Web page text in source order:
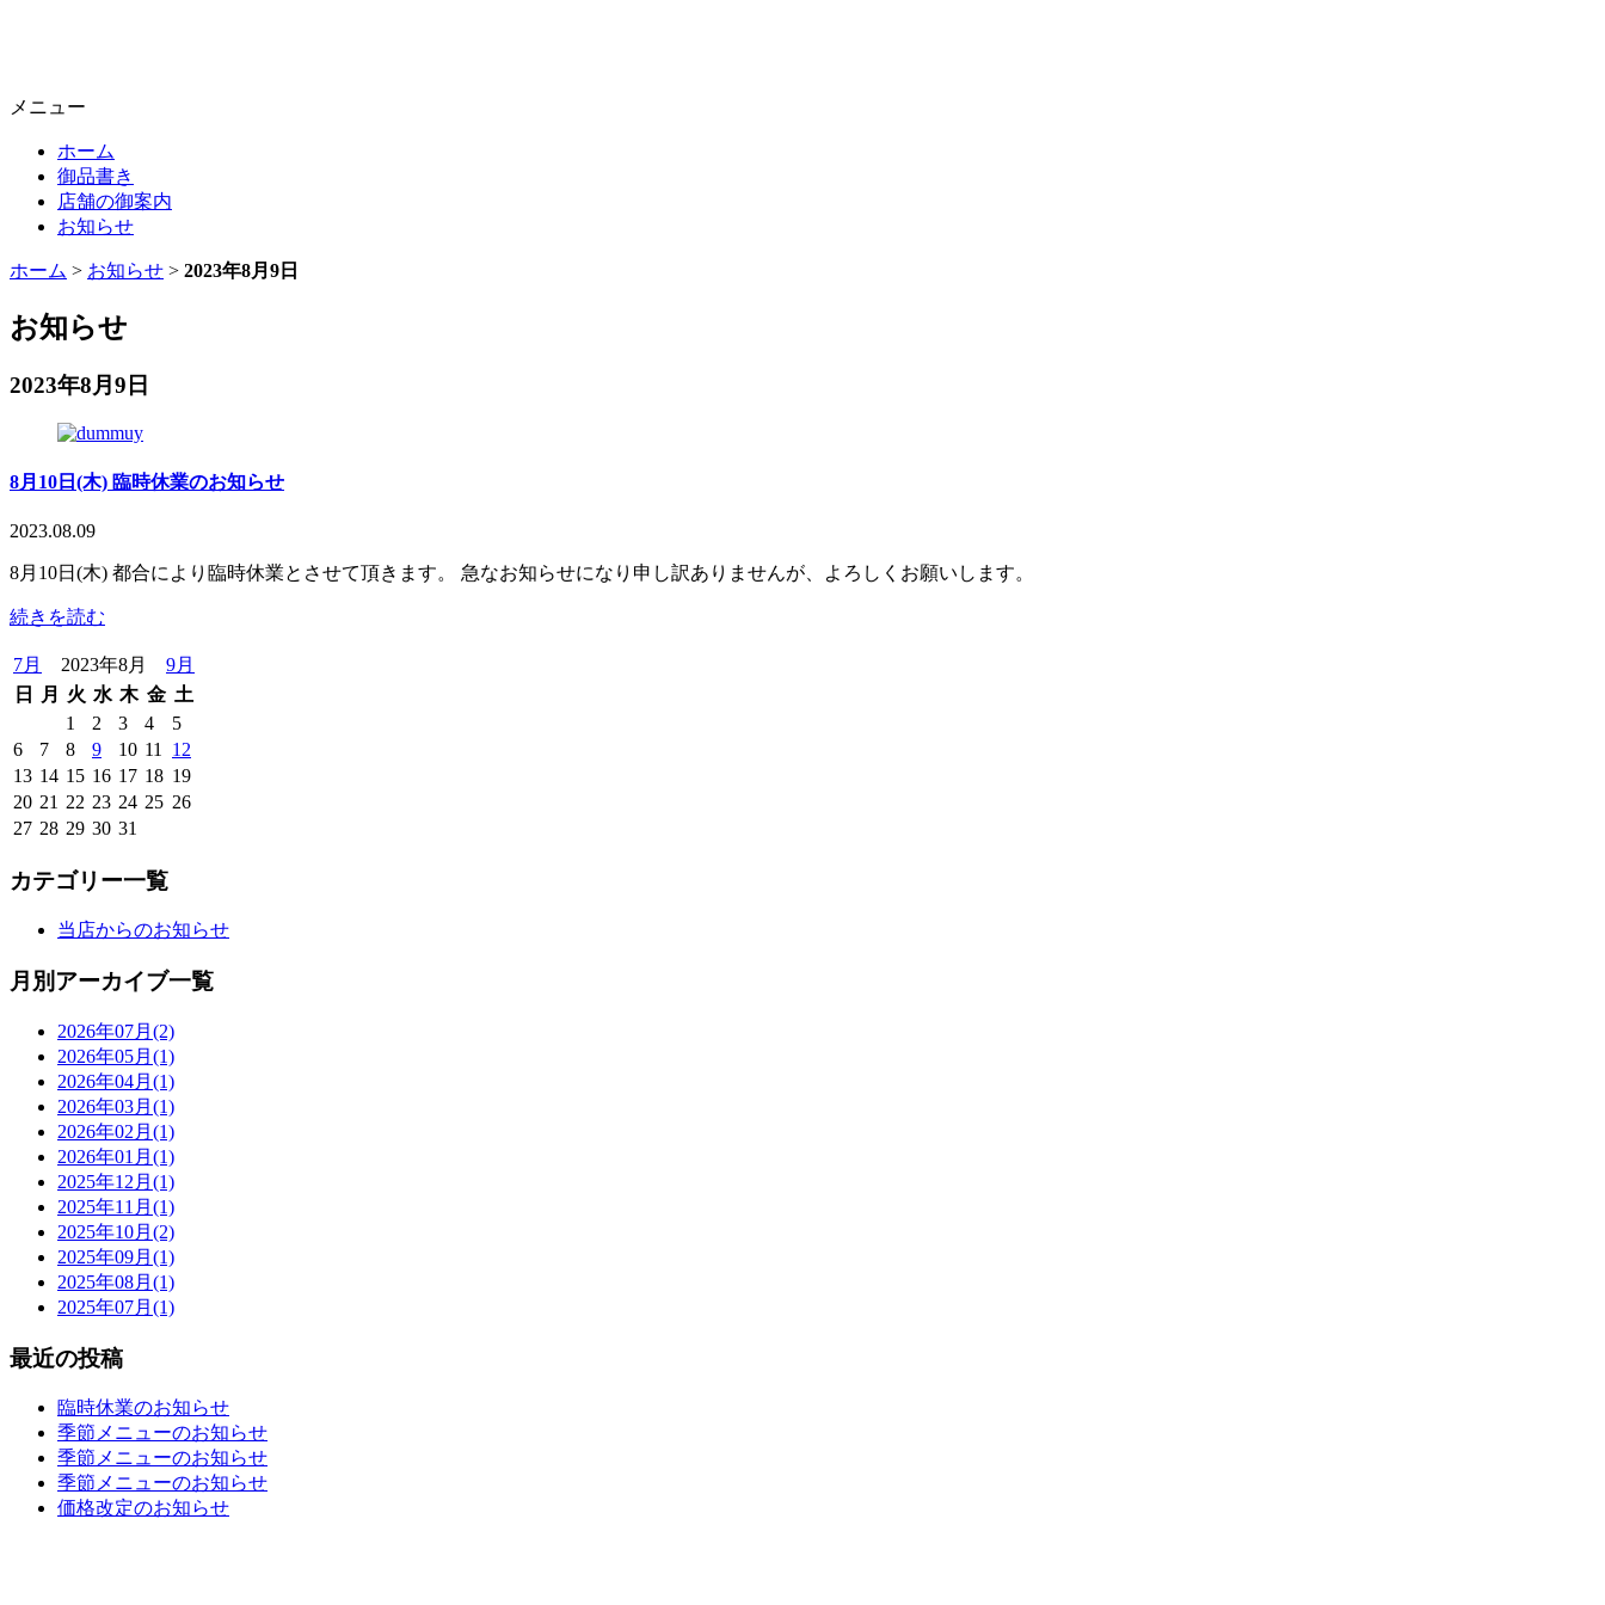
メニュー
ホーム
御品書き
店舗の御案内
お知らせ
ホーム > お知らせ > 2023年8月9日
お知らせ
2023年8月9日
8月10日(木) 臨時休業のお知らせ
2023.08.09
8月10日(木) 都合により臨時休業とさせて頂きます。 急なお知らせになり申し訳ありませんが、よろしくお願いします。
続きを読む
7月 2023年8月 9月
日
月 火 水 木 金 土
1
2 3 4
5
6
7 8 9 10 11
12
13 14 15 16 17 18 19
20 21 22 23 24 25 26
27 28 29 30 31
カテゴリー一覧
当店からのお知らせ
月別アーカイブ一覧
2026年07月(2)
2026年05月(1)
2026年04月(1)
2026年03月(1)
2026年02月(1)
2026年01月(1)
2025年12月(1)
2025年11月(1)
2025年10月(2)
2025年09月(1)
2025年08月(1)
2025年07月(1)
最近の投稿
臨時休業のお知らせ
季節メニューのお知らせ
季節メニューのお知らせ
季節メニューのお知らせ
価格改定のお知らせ